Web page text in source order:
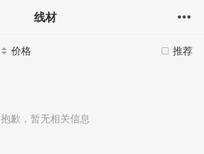
线材
推荐
价格
抱歉，暂无相关信息